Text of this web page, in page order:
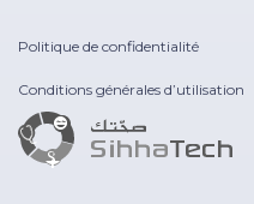
Politique de confidentialité
Conditions générales d’utilisation